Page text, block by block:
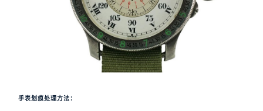
手表划痕处理方法：